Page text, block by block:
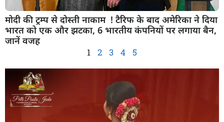
मोदी की ट्रम्प से दोस्ती नाकाम ! टैरिफ के बाद अमेरिका ने दिया
भारत को एक और झटका, 6 भारतीय कंपनियों पर लगाया बैन,
जानें वजह
1 2 3 4 5